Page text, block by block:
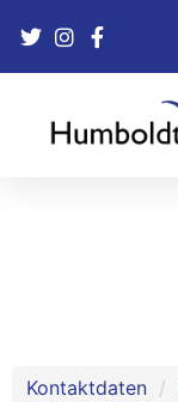
Kontaktdaten